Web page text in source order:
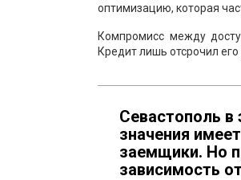
оптимизацию, которая
Компромисс между
Кредит лишь отсрочил
Севастополь в
значения
заемщики. Но
зависимость